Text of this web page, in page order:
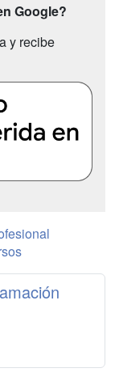
Google?
y recibe